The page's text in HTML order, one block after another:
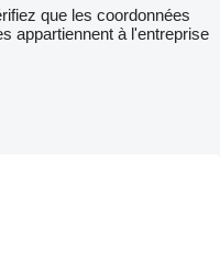
que les coordonnées
appartiennent à l'entreprise